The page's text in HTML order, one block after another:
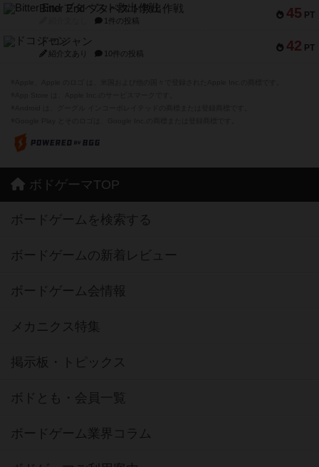
45 PT
Bitter End ブタペスト救出作戦
1件の投稿
42 PT
ドコジャン
紹介文あり 10件の投稿
ボドゲーマTOP
ボードゲームを検索する
ボードゲームの新着レビュー
ボードゲーム会情報
メカニクス特集
掲示板・トピックス
ボドとも・会員一覧
ボードゲーム業界コラム